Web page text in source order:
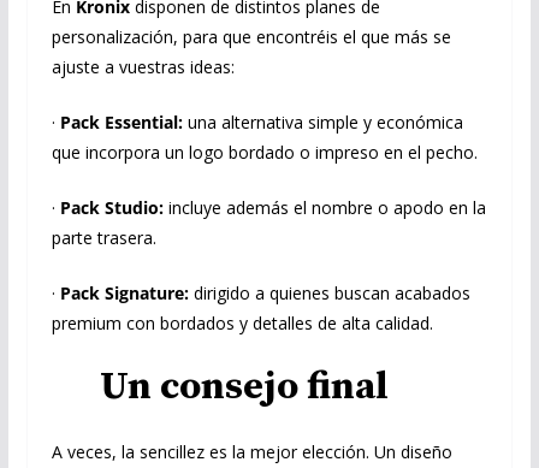
En Kronixdisponen de distintos planes de
personalización, para que encontréis el que más se
ajuste a vuestras ideas:
· Pack Essential:una alternativa simple y económica
que incorpora un logo bordado o impreso en el pecho.
· Pack Studio:incluye además el nombre o apodo en la
parte trasera.
· Pack Signature:dirigido a quienes buscan acabados
premium con bordados y detalles de alta calidad.
Un consejo final
A veces, la sencillez es la mejor elección. Un diseño